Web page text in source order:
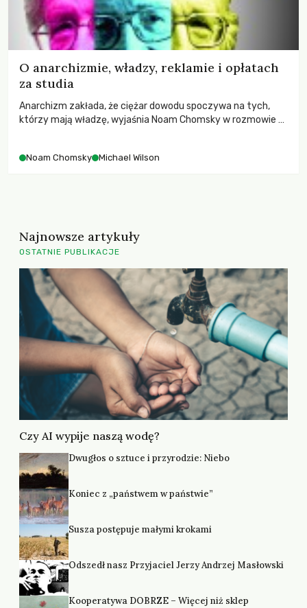
O anarchizmie, władzy, reklamie i opłatach
za studia
Anarchizm zakłada, że ciężar dowodu spoczywa na tych,
którzy mają władzę, wyjaśnia Noam Chomsky w rozmowie z
Noam Chomsky Michael Wilson
Najnowsze artykuły
OSTATNIE PUBLIKACJE
Czy AI wypije naszą wodę?
Dwugłos o sztuce i przyrodzie: Niebo
Koniec z „państwem w państwie”
Susza postępuje małymi krokami
Odszedł nasz Przyjaciel Jerzy Andrzej Masłowski
Kooperatywa DOBRZE – Więcej niż sklep